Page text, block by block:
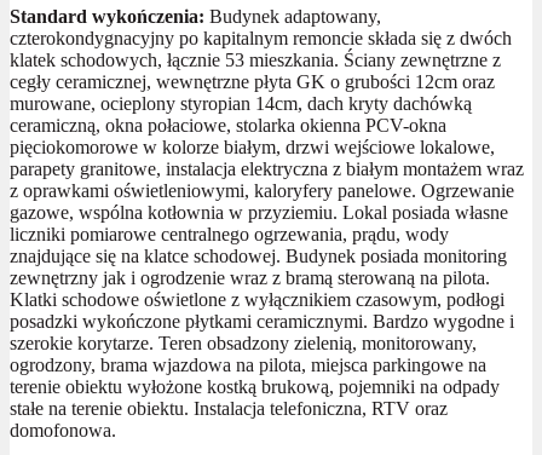
Standard wykończenia: Budynek adaptowany,
czterokondygnacyjny po kapitalnym remoncie składa się z dwóch
klatek schodowych, łącznie 53 mieszkania. Ściany zewnętrzne z
cegły ceramicznej, wewnętrzne płyta GK o grubości 12cm oraz
murowane, ocieplony styropian 14cm, dach kryty dachówką
ceramiczną, okna połaciowe, stolarka okienna PCV-okna
pięciokomorowe w kolorze białym, drzwi wejściowe lokalowe,
parapety granitowe, instalacja elektryczna z białym montażem wraz
z oprawkami oświetleniowymi, kaloryfery panelowe. Ogrzewanie
gazowe, wspólna kotłownia w przyziemiu. Lokal posiada własne
liczniki pomiarowe centralnego ogrzewania, prądu, wody
znajdujące się na klatce schodowej. Budynek posiada monitoring
zewnętrzny jak i ogrodzenie wraz z bramą sterowaną na pilota.
Klatki schodowe oświetlone z wyłącznikiem czasowym, podłogi
posadzki wykończone płytkami ceramicznymi. Bardzo wygodne i
szerokie korytarze. Teren obsadzony zielenią, monitorowany,
ogrodzony, brama wjazdowa na pilota, miejsca parkingowe na
terenie obiektu wyłożone kostką brukową, pojemniki na odpady
stałe na terenie obiektu. Instalacja telefoniczna, RTV oraz
domofonowa.